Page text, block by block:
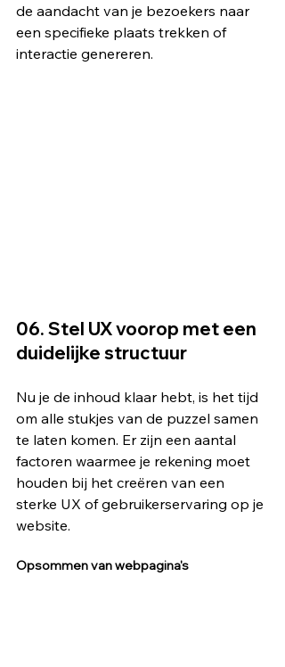
de aandacht van je bezoekers naar
een specifieke plaats trekken of
interactie genereren.
06. Stel UX voorop met een
duidelijke structuur
Nu je de inhoud klaar hebt, is het tijd
om alle stukjes van de puzzel samen
te laten komen. Er zijn een aantal
factoren waarmee je rekening moet
houden bij het creëren van een
sterke UX of gebruikerservaring op je
website.
Opsommen van webpagina's